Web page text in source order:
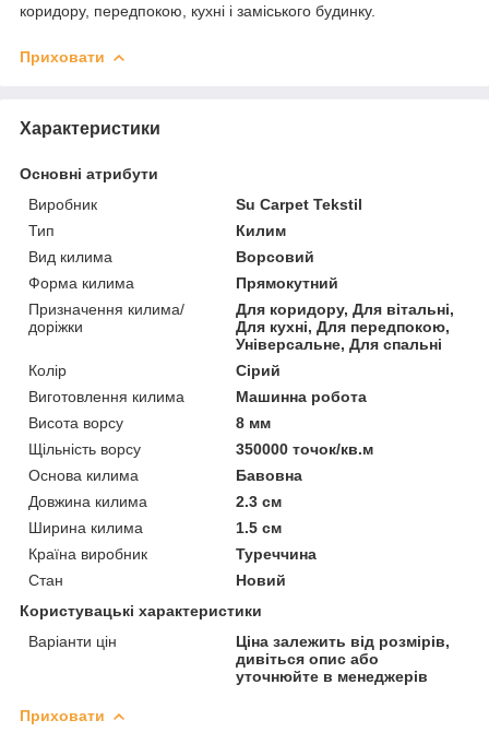
коридору, передпокою, кухні і заміського будинку.
Приховати
Характеристики
Основні атрибути
Виробник
Su Carpet Tekstil
Тип
Килим
Вид килима
Ворсовий
Форма килима
Прямокутний
Призначення килима/
доріжки
Для коридору, Для вітальні,
Для кухні, Для передпокою,
Універсальне, Для спальні
Колір
Сірий
Виготовлення килима
Машинна робота
Висота ворсу
8 мм
Щільність ворсу
350000 точок/кв.м
Основа килима
Бавовна
Довжина килима
2.3 см
Ширина килима
1.5 см
Країна виробник
Туреччина
Стан
Новий
Користувацькі характеристики
Варіанти цін
Ціна залежить від розмірів,
дивіться опис або
уточнюйте в менеджерів
Приховати